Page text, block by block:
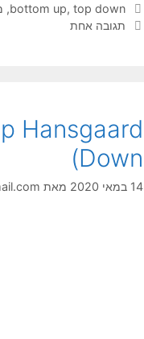
תגיות
bottom up,top down
,
תגובה אחת
Down)
14 במאי 2020 מאת